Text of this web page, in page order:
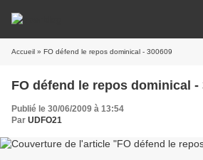
Accueil » FO défend le repos dominical - 300609
FO défend le repos dominical -
Publié le 30/06/2009 à 13:54
Par UDFO21